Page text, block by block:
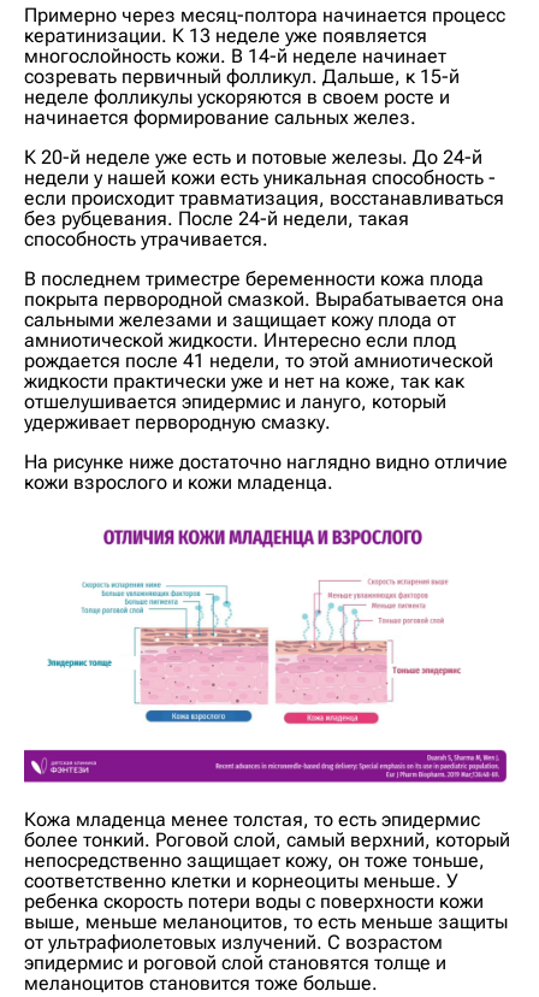
Примерно через месяц-полтора начинается процесс
кератинизации. К 13 неделе уже появляется
многослойность кожи. В 14-й неделе начинает
созревать первичный фолликул. Дальше, к 15-й
неделе фолликулы ускоряются в своем росте и
начинается формирование сальных желез.
К 20-й неделе уже есть и потовые железы. До 24-й
недели у нашей кожи есть уникальная способность -
если происходит травматизация, восстанавливаться
без рубцевания. После 24-й недели, такая
способность утрачивается.
В последнем триместре беременности кожа плода
покрыта первородной смазкой. Вырабатывается она
сальными железами и защищает кожу плода от
амниотической жидкости. Интересно если плод
рождается после 41 недели, то этой амниотической
жидкости практически уже и нет на коже, так как
отшелушивается эпидермис и лануго, который
удерживает первородную смазку.
На рисунке ниже достаточно наглядно видно отличие
кожи взрослого и кожи младенца.
Кожа младенца менее толстая, то есть эпидермис
более тонкий. Роговой слой, самый верхний, который
непосредственно защищает кожу, он тоже тоньше,
соответственно клетки и корнеоциты меньше. У
ребенка скорость потери воды с поверхности кожи
выше, меньше меланоцитов, то есть меньше защиты
от ультрафиолетовых излучений. С возрастом
эпидермис и роговой слой становятся толще и
меланоцитов становится тоже больше.